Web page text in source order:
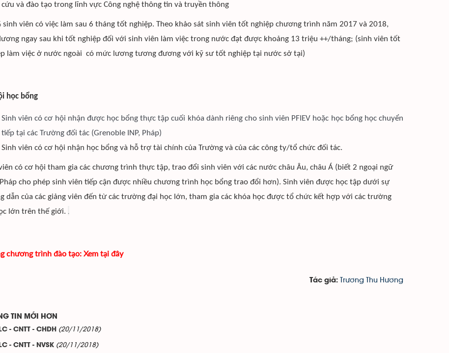
cứu và đào tạo trong lĩnh vực Công nghệ thông tin và truyền thông
sinh viên có việc làm sau 6 tháng tốt nghiệp. Theo khảo sát sinh viên tốt nghiệp chương trình năm 2017 và 2018,
ngay sau khi tốt nghiệp đối với sinh viên làm việc trong nước đạt được khoảng 13 triệu ++/tháng; (sinh viên tốt
làm việc ở nước ngoài có mức lương tương đương với kỹ sư tốt nghiệp tại nước sở tại)
học bổng
Sinh viên có cơ hội nhận được học bổng thực tập cuối khóa dành riêng cho sinh viên PFIEV hoặc học bổng học chuyển
tiếp tại các Trường đối tác (Grenoble INP, Pháp)
Sinh viên có cơ hội nhận học bổng và hỗ trợ tài chính của Trường và của các công ty/tổ chức đối tác.
có cơ hội tham gia các chương trình thực tập, trao đổi sinh viên với các nước châu Âu, châu Á (biết 2 ngoại ngữ
cho phép sinh viên tiếp cận được nhiều chương trình học bổng trao đổi hơn). Sinh viên được học tập dưới sự
dẫn của các giảng viên đến từ các trường đại học lớn, tham gia các khóa học được tổ chức kết hợp với các trường
lớn trên thế giới. .
chương trình đào tạo: Xem tại đây
Tác giả: Trương Thu Hương
TIN MỚI HƠN
- CNTT - CHDH (20/11/2018)
- CNTT - NVSK (20/11/2018)